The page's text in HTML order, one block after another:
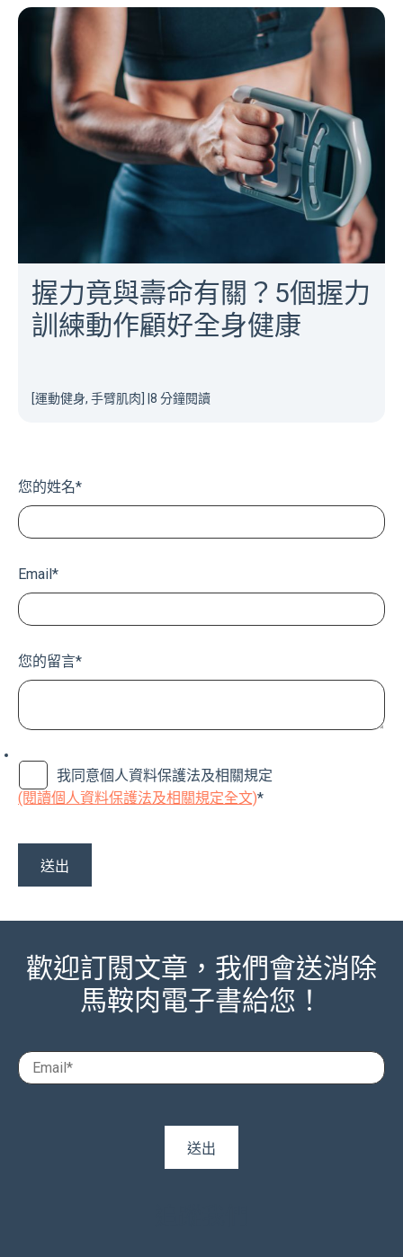
握力竟與壽命有關？5個握力
訓練動作顧好全身健康
[運動健身, 手臂肌肉] 8 分鐘閱讀
您的姓名*
Email *
您的留言*
我同意個人資料保護法及相關規定
(閱讀個人資料保護法及相關規定全文)*
歡迎訂閱文章，我們會送消除
馬鞍肉電子書給您！